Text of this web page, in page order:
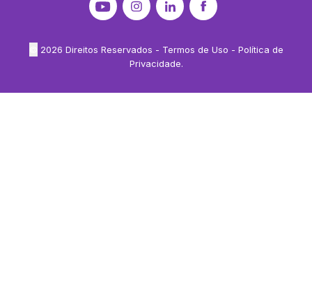
2026 Direitos Reservados - Termos de Uso - Política de
Privacidade.